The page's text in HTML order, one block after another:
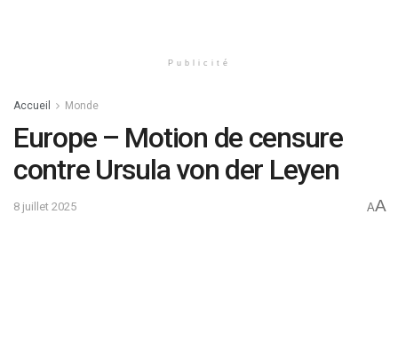
Publicité
Accueil Monde
Europe – Motion de censure
contre Ursula von der Leyen
8 juillet 2025 AA